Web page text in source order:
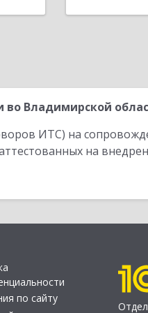
Владимирской
ИТС) на
на
по сайту